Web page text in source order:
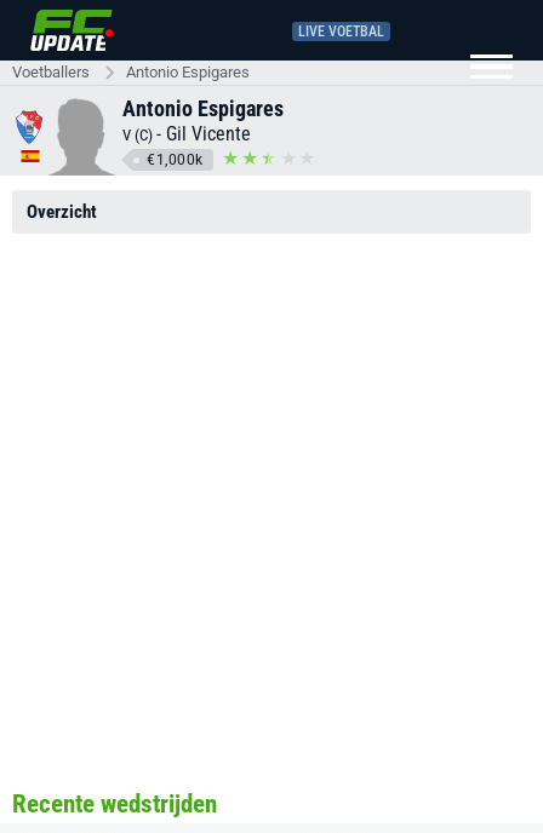
LIVE VOETBAL
Voetballers Antonio Espigares
Antonio Espigares
V (C) - Gil Vicente
€1,000k
Overzicht
Recente wedstrijden